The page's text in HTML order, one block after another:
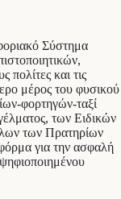
Σύστημα
πολίτες και τις
μέρος του φυσικού
φορτηγών-ταξί
των Ειδικών
των Πρατηρίων
για την ασφαλή